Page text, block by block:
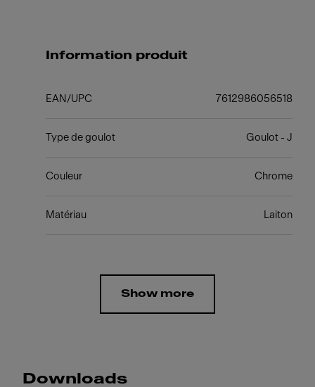
Information produit
EAN/UPC 7612986056518
Type de goulot Goulot - J
Couleur Chrome
Matériau Laiton
Show more
Downloads